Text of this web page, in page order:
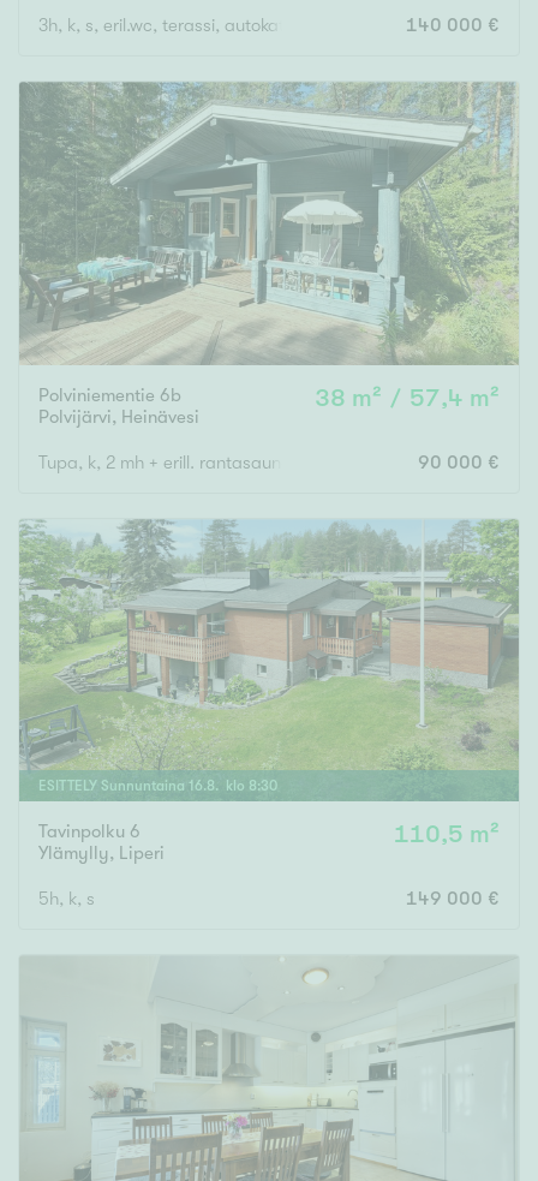
m²
Rakennusvuosi
Uudiskohteet
Vain uudiskohteet Ei uudiskohteita
Arvokohteet
Vain arvokohteet Ei arvokohteita
Kunto
Hyvä
Tyydyttävä
Välttävä
Ominaisuudet
Hissi
Järvi- tai merinäköala
Maalämpö
Oma ranta
Oma sauna
3h, k, s, eril.wc, terassi, autokatos 140 000 €
Polviniementie 6b
Polvijärvi, Heinävesi
38 m² / 57,4 m²
Tupa, k, 2 mh + erill. rantasaunarakennus 90 000 €
ESITTELY Sunnuntaina 16.8. klo 8:30
Tavinpolku 6
Ylämylly, Liperi
110,5 m²
5h, k, s 149 000 €